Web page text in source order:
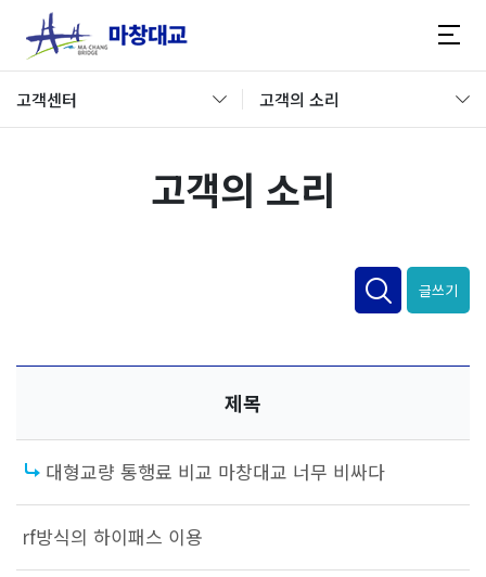
고객센터 고객의 소리
고객의 소리
글쓰기
제목
대형교량 통행료 비교 마창대교 너무 비싸다
rf방식의 하이패스 이용